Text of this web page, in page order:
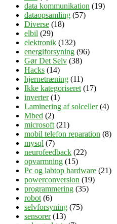
data kommunikation (19)
dataopsamling (57)
Diverse (18)
elbil (29)
elektronik (132)
energiforsyning (96)
Gør Det Selv (38)
Hacks (14)
hjernetræning (11)
Ikke kategoriseret(17)
inverter(1)
Laminering af solceller(4)
Mbed (2)
microsoft(21)
mobil telefon reparation (8)
mysql (7)
neurofeedback (22)
opvarmning (15)
Pc og labtop hardware (21)
powerconversion (19)
programmering (35)
robot(6)
selvforsyning (75)
sensorer(13)